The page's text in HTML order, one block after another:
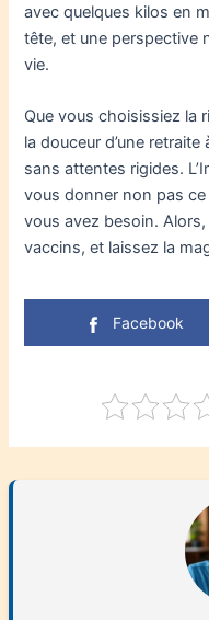
avec quelques kilos en
tête, et une perspective
vie.
Que vous choisissiez la
la douceur d’une
sans attentes rigides.
vous donner non pas
vous avez besoin.
vaccins, et laissez la
Facebook